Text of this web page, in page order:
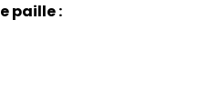
paille :